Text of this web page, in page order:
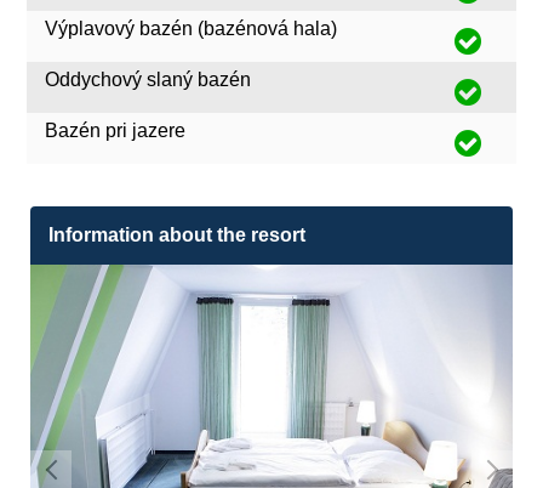
Výplavový bazén (bazénová hala)
Oddychový slaný bazén
Bazén pri jazere
Information about the resort